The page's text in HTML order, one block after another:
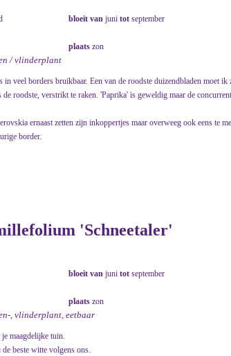
bloeit van juni tot september
plaats zon
/ vlinderplant
in veel borders bruikbaar. Een van de roodste duizendbladen moet ik
roodste, verstrikt te raken. 'Paprika' is geweldig maar de
ernaast zetten zijn inkoppertjes maar overweeg ook eens te
border.
'Schneetaler'
bloeit van juni tot september
plaats zon
, vlinderplant, eetbaar
maagdelijke tuin.
beste witte volgens ons.